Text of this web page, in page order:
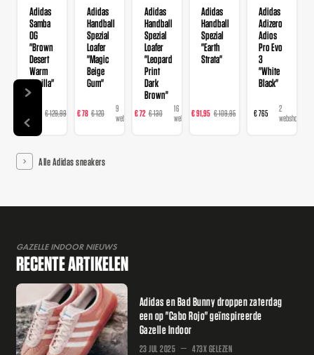
Adidas
Samba
OG
"Brown
Desert
Warm
Vanilla"
€ 129,99
14
webshops
Adidas
Handball
Spezial
Loafer
"Magic
Beige
Gum"
€ 78 € 120
9
webshops
Adidas
Handball
Spezial
Loafer
"Leopard
Print
Dark
Brown"
€ 72 € 130
16
webshops
Adidas
Handball
Spezial
"Earth
Strata"
€ 91,95 € 109,95
webshops
Adidas
Adizero
Adios
Pro Evo
3
"White
Black"
€ 765
2
webshops
Alle Adidas sneakers
GAZELLE INDOOR NIEUWS
RECENTE ARTIKELEN
Adidas en Bad Bunny droppen zaterdag
een op "Cabo Rojo" geïnspireerde
Gazelle Indoor
23 JUL 2025 473X GELEZEN